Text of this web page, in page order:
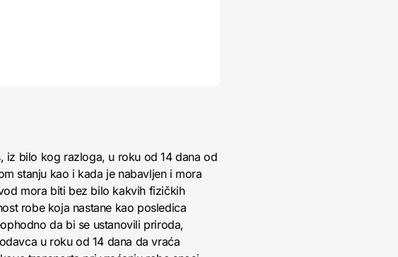
bilo kog razloga, u roku od 14 dana od
stanju kao i kada je nabavljen i mora
mora biti bez bilo kakvih fizičkih
robe koja nastane kao posledica
da bi se ustanovili priroda,
u roku od 14 dana da vraća